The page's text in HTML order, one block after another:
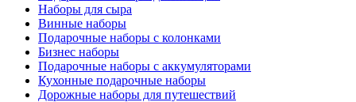
Наборы для сыра
Винные наборы
Подарочные наборы с колонками
Бизнес наборы
Подарочные наборы с аккумуляторами
Кухонные подарочные наборы
Дорожные наборы для путешествий